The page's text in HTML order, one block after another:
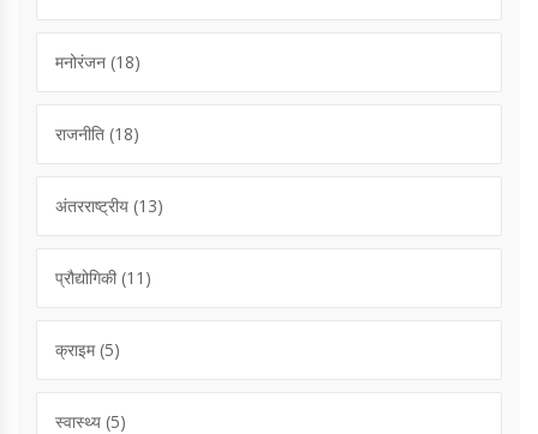
मनोरंजन (18)
राजनीति (18)
अंतरराष्ट्रीय (13)
प्रौद्योगिकी(11)
क्राइम(5)
स्वास्थ्य (5)